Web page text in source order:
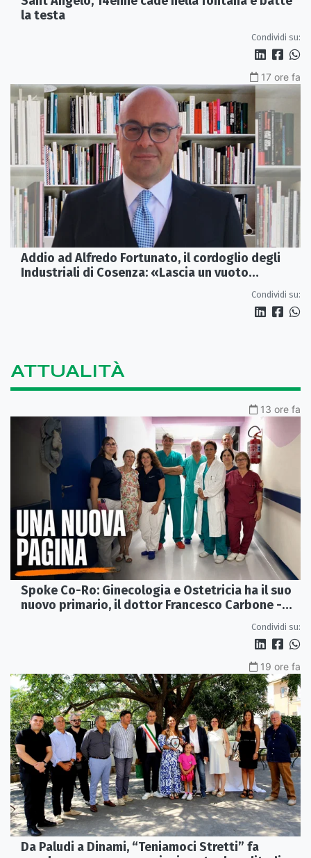
la testa
Condividi su:
17 ore fa
Addio ad Alfredo Fortunato, il cordoglio degli
Industriali di Cosenza: «Lascia un vuoto
Condividi su:
ATTUALITÀ
13 ore fa
Spoke Co-Ro: Ginecologia e Ostetricia ha il suo
nuovo primario, il dottor Francesco Carbone -
Condividi su:
19 ore fa
Da Paludi a Dinami, “Teniamoci Stretti” fa